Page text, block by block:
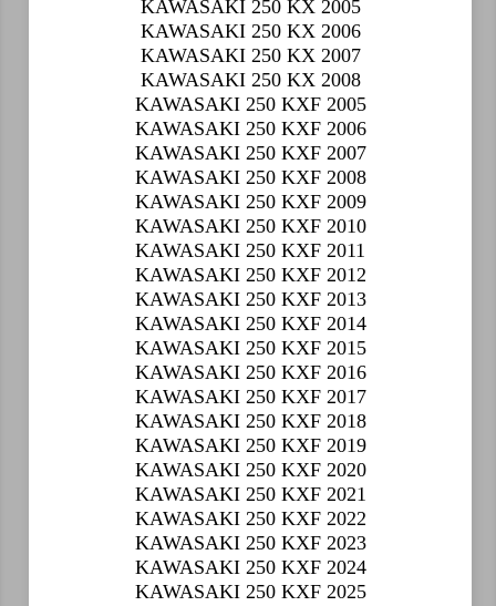
KAWASAKI 250 KX 2005
KAWASAKI 250 KX 2006
KAWASAKI 250 KX 2007
KAWASAKI 250 KX 2008
KAWASAKI 250 KXF 2005
KAWASAKI 250 KXF 2006
KAWASAKI 250 KXF 2007
KAWASAKI 250 KXF 2008
KAWASAKI 250 KXF 2009
KAWASAKI 250 KXF 2010
KAWASAKI 250 KXF 2011
KAWASAKI 250 KXF 2012
KAWASAKI 250 KXF 2013
KAWASAKI 250 KXF 2014
KAWASAKI 250 KXF 2015
KAWASAKI 250 KXF 2016
KAWASAKI 250 KXF 2017
KAWASAKI 250 KXF 2018
KAWASAKI 250 KXF 2019
KAWASAKI 250 KXF 2020
KAWASAKI 250 KXF 2021
KAWASAKI 250 KXF 2022
KAWASAKI 250 KXF 2023
KAWASAKI 250 KXF 2024
KAWASAKI 250 KXF 2025